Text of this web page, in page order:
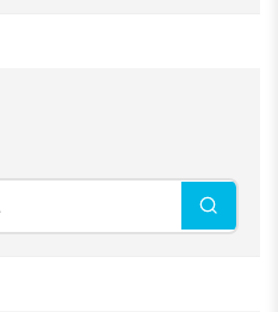
Pesquisar